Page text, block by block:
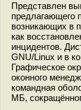
Представлен
предлагающего
возникающих в
как
инцидентов.
GNU/Linux и в
Графическое
оконного
командная
МБ,